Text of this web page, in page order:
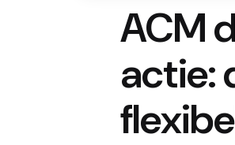
ACM
actie: